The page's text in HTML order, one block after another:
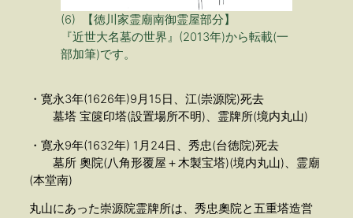
(6) 【徳川家霊廟南御霊屋部分】
『近世大名墓の世界』(2013年)から転載(一
部加筆)です。
・寛永3年(1626年)9月15日、江(崇源院)死去
墓塔 宝篋印塔(設置場所不明)、霊牌所(境内丸山)
・寛永9年(1632年) 1月24日、秀忠(台徳院)死去
墓所 奧院(八角形覆屋＋木製宝塔)(境内丸山)、霊廟
(本堂南)
丸山にあった崇源院霊牌所は、秀忠奧院と五重塔造営